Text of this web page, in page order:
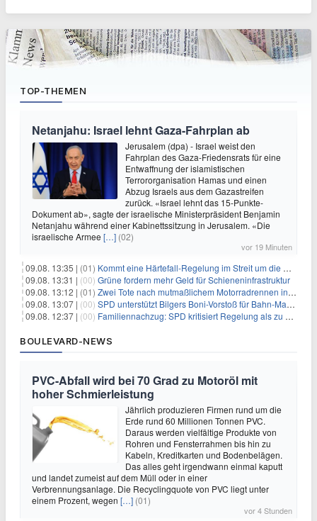
TOP-THEMEN
Netanjahu: Israel lehnt Gaza-Fahrplan ab
Jerusalem (dpa) - Israel weist den
Fahrplan des Gaza-Friedensrats für eine
Entwaffnung der islamistischen
Terrororganisation Hamas und einen
Abzug Israels aus dem Gazastreifen
zurück. «Israel lehnt das 15-Punkte-
Dokument ab», sagte der israelische Ministerpräsident Benjamin
Netanjahu während einer Kabinettssitzung in Jerusalem. «Die
israelische Armee […] (02)
vor 19 Minuten
09.08. 13:35 | (01) Kommt eine Härtefall-Regelung im Streit um die Rente mit 63?
09.08. 13:31 | (00) Grüne fordern mehr Geld für Schieneninfrastruktur
09.08. 13:12 | (01) Zwei Tote nach mutmaßlichem Motorradrennen in Köln
09.08. 13:07 | (00) SPD unterstützt Bilgers Boni-Vorstoß für Bahn-Manager
09.08. 12:37 | (00) Familiennachzug: SPD kritisiert Regelung als zu streng
BOULEVARD-NEWS
PVC-Abfall wird bei 70 Grad zu Motoröl mit
hoher Schmierleistung
Jährlich produzieren Firmen rund um die
Erde rund 60 Millionen Tonnen PVC.
Daraus werden vielfältige Produkte von
Rohren und Fensterrahmen bis hin zu
Kabeln, Kreditkarten und Bodenbelägen.
Das alles geht irgendwann einmal kaputt
und landet zumeist auf dem Müll oder in einer
Verbrennungsanlage. Die Recyclingquote von PVC liegt unter
einem Prozent, wegen […] (01)
vor 4 Stunden